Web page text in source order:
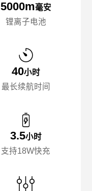
5000m毫安
锂离子电池
40小时
最长续航时间
3.5小时
支持18W快充